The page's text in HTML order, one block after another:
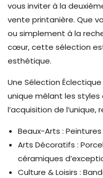
vous inviter à la
vente printanière. Que
ou simplement à la
cœur, cette sélection
esthétique.
Une Sélection
unique mêlant les
l’acquisition de
Beaux-Arts :
Arts Décoratifs :
céramiques
Culture & Loisirs :